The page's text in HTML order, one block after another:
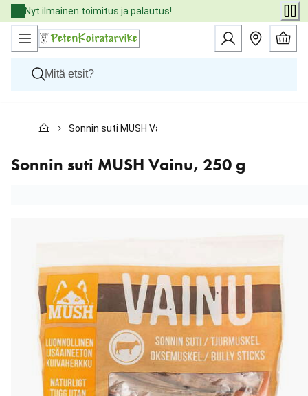
Skip
to
Content
Nyt ilmainen toimitus ja palautus!
Kissat
Eläinlääkäriruoat
Tuotemerkit
Sonnin suti MUSH Vainu, 250 g
Sonnin suti MUSH Vainu, 250 g